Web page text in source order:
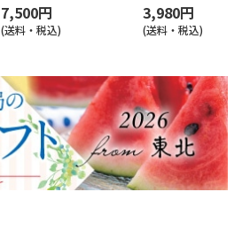
7,500円
(送料・税込)
3,980円
(送料・税込)